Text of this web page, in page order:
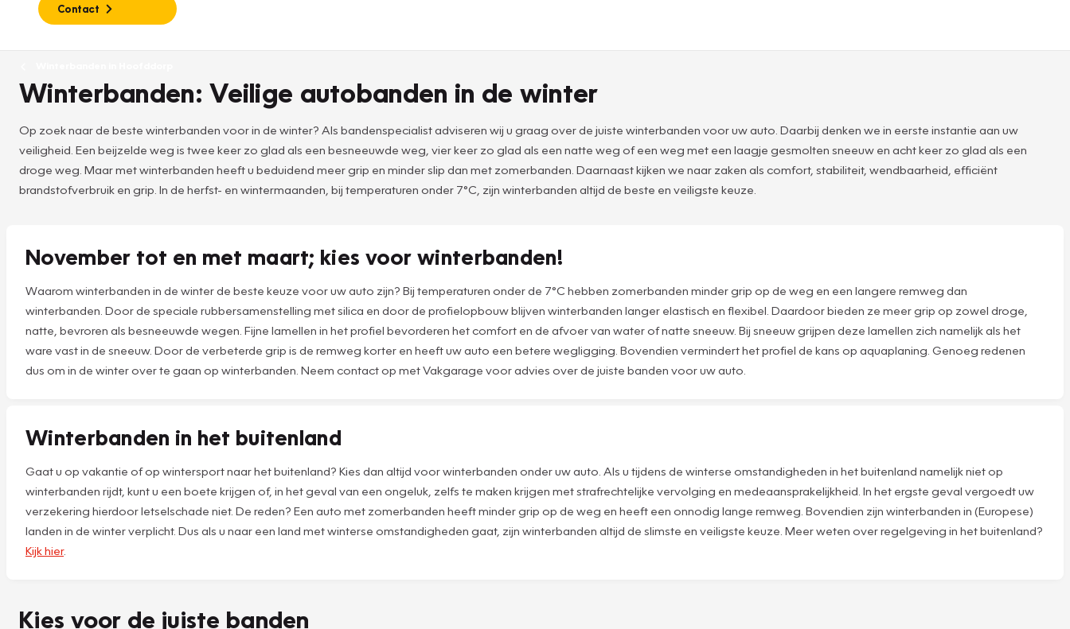
Contact
Winterbanden: Veilige autobanden in de winter
Op zoek naar de beste winterbanden voor in de winter? Als bandenspecialist adviseren wij u graag over de juiste winterbanden voor uw auto. Daarbij denken we in eerste instantie aan uw
veiligheid. Een beijzelde weg is twee keer zo glad als een besneeuwde weg, vier keer zo glad als een natte weg of een weg met een laagje gesmolten sneeuw en acht keer zo glad als een
droge weg. Maar met winterbanden heeft u beduidend meer grip en minder slip dan met zomerbanden. Daarnaast kijken we naar zaken als comfort, stabiliteit, wendbaarheid, efficiënt
brandstofverbruik en grip. In de herfst- en wintermaanden, bij temperaturen onder 7°C, zijn winterbanden altijd de beste en veiligste keuze.
November tot en met maart; kies voor winterbanden!
Waarom winterbanden in de winter de beste keuze voor uw auto zijn? Bij temperaturen onder de 7°C hebben zomerbanden minder grip op de weg en een langere remweg dan
winterbanden. Door de speciale rubbersamenstelling met silica en door de profielopbouw blijven winterbanden langer elastisch en flexibel. Daardoor bieden ze meer grip op zowel droge,
natte, bevroren als besneeuwde wegen. Fijne lamellen in het profiel bevorderen het comfort en de afvoer van water of natte sneeuw. Bij sneeuw grijpen deze lamellen zich namelijk als het
ware vast in de sneeuw. Door de verbeterde grip is de remweg korter en heeft uw auto een betere wegligging. Bovendien vermindert het profiel de kans op aquaplaning. Genoeg redenen
dus om in de winter over te gaan op winterbanden. Neem contact op met Vakgarage voor advies over de juiste banden voor uw auto.
Winterbanden in het buitenland
Gaat u op vakantie of op wintersport naar het buitenland? Kies dan altijd voor winterbanden onder uw auto. Als u tijdens de winterse omstandigheden in het buitenland namelijk niet op
winterbanden rijdt, kunt u een boete krijgen of, in het geval van een ongeluk, zelfs te maken krijgen met strafrechtelijke vervolging en medeaansprakelijkheid. In het ergste geval vergoedt uw
verzekering hierdoor letselschade niet. De reden? Een auto met zomerbanden heeft minder grip op de weg en heeft een onnodig lange remweg. Bovendien zijn winterbanden in (Europese)
landen in de winter verplicht. Dus als u naar een land met winterse omstandigheden gaat, zijn winterbanden altijd de slimste en veiligste keuze. Meer weten over regelgeving in het buitenland?
Kijk hier.
Kies voor de juiste banden